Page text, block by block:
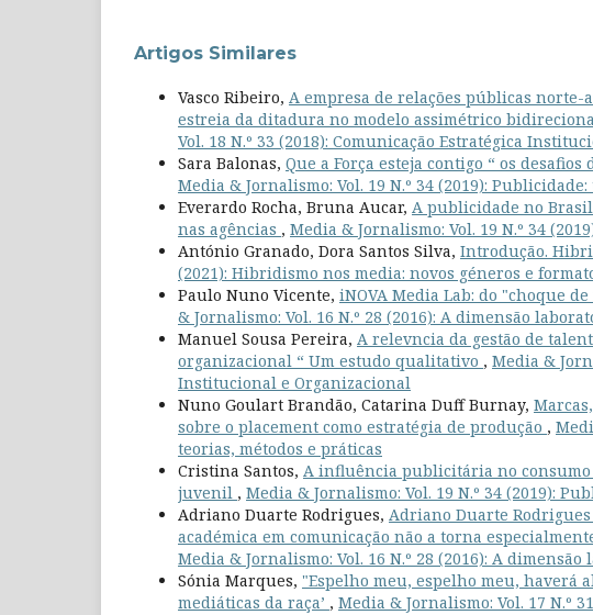
Artigos Similares
Vasco Ribeiro, A empresa de relações públicas norte-
estreia da ditadura no modelo assimétrico
Vol. 18 N.º 33 (2018): Comunicação Estratégica
Sara Balonas, Que a Força esteja contigo “ os
Media & Jornalismo: Vol. 19 N.º 34 (2019):
Everardo Rocha, Bruna Aucar, A publicidade no
nas agências , Media & Jornalismo: Vol. 19 N.º 34
António Granado, Dora Santos Silva, Introdução.
(2021): Hibridismo nos media: novos géneros e
Paulo Nuno Vicente, iNOVA Media Lab: do "choque
& Jornalismo: Vol. 16 N.º 28 (2016): A dimensão
Manuel Sousa Pereira, A relevncia da gestão de
organizacional “ Um estudo qualitativo , Media &
Institucional e Organizacional
Nuno Goulart Brandão, Catarina Duff Burnay,
sobre o placement como estratégia de produção ,
teorias, métodos e práticas
Cristina Santos, A influência publicitária no consumo
juvenil , Media & Jornalismo: Vol. 19 N.º 34 (2019):
Adriano Duarte Rodrigues, Adriano Duarte
académica em comunicação não a torna
Media & Jornalismo: Vol. 16 N.º 28 (2016): A
Sónia Marques, "Espelho meu, espelho meu, haverá
mediáticas da raça’ , Media & Jornalismo: Vol. 17 N.º